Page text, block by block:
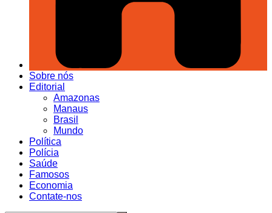
Sobre nós
Editorial
Amazonas
Manaus
Brasil
Mundo
Política
Polícia
Saúde
Famosos
Economia
Contate-nos